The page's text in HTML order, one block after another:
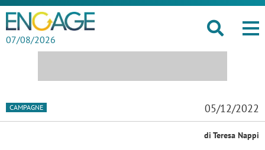
07/08/2026
CAMPAGNE 05/12/2022
di Teresa Nappi